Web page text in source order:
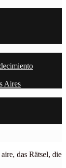
Aires
das Rätsel, die